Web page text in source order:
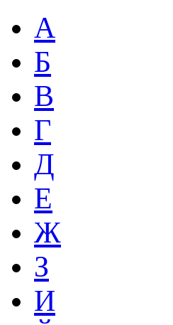
А
Б
В
Г
Д
Е
Ж
З
И